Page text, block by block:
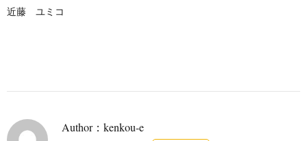
近藤 ユミコ
Author：kenkou-e